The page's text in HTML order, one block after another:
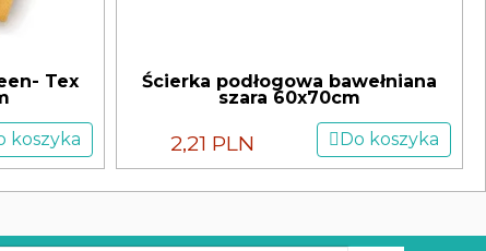
Tex
koszyka
Ścierka podłogowa bawełniana
szara 60x70cm
2,21 PLN Do koszyka